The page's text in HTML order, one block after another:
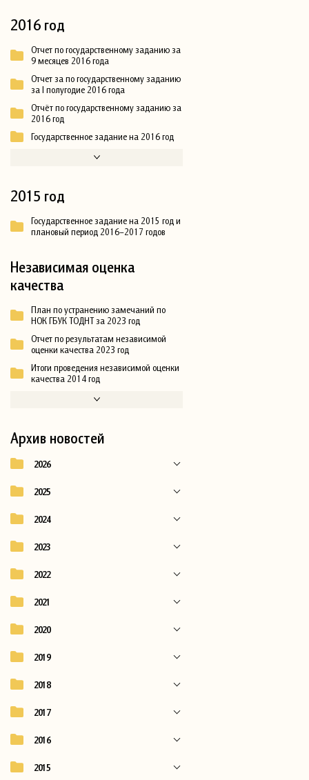
2016 год
Отчет по государственному заданию за
9 месяцев 2016 года
Отчет за по государственному заданию
за I полугодие 2016 года
Отчёт по государственному заданию за
2016 год
Государственное задание на 2016 год
2015 год
Государственное задание на 2015 год и
плановый период 2016–2017 годов
Независимая оценка
качества
План по устранению замечаний по
НОК ГБУК ТОДНТ за 2023 год
Отчет по результатам независимой
оценки качества 2023 год
Итоги проведения независимой оценки
качества 2014 год
Архив новостей
2026
2025
2024
2023
2022
2021
2020
2019
2018
2017
2016
2015